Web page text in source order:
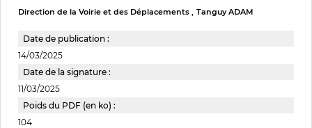
Direction de la Voirie et des Déplacements Tanguy ADAM
Date de publication :
14/03/2025
Date de la signature :
11/03/2025
Poids du PDF (en ko) :
104